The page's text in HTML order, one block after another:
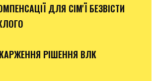
ДЛЯ СІМ'Ї БЕЗВІСТИ
РІШЕННЯ ВЛК